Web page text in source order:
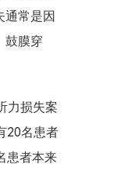
通常是因
鼓膜穿
力损失案
20名患者
患者本来